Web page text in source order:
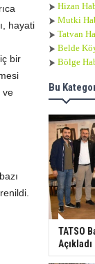
hayati
bir
ve
Hizan
Mutki
Tatvan
Belde
Bölge
Bu
TATSO
Açıkladı